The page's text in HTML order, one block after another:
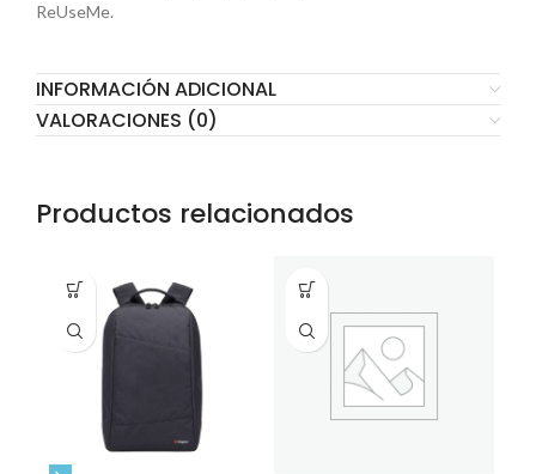
ReUseMe.
INFORMACIÓN ADICIONAL
VALORACIONES (0)
Productos relacionados